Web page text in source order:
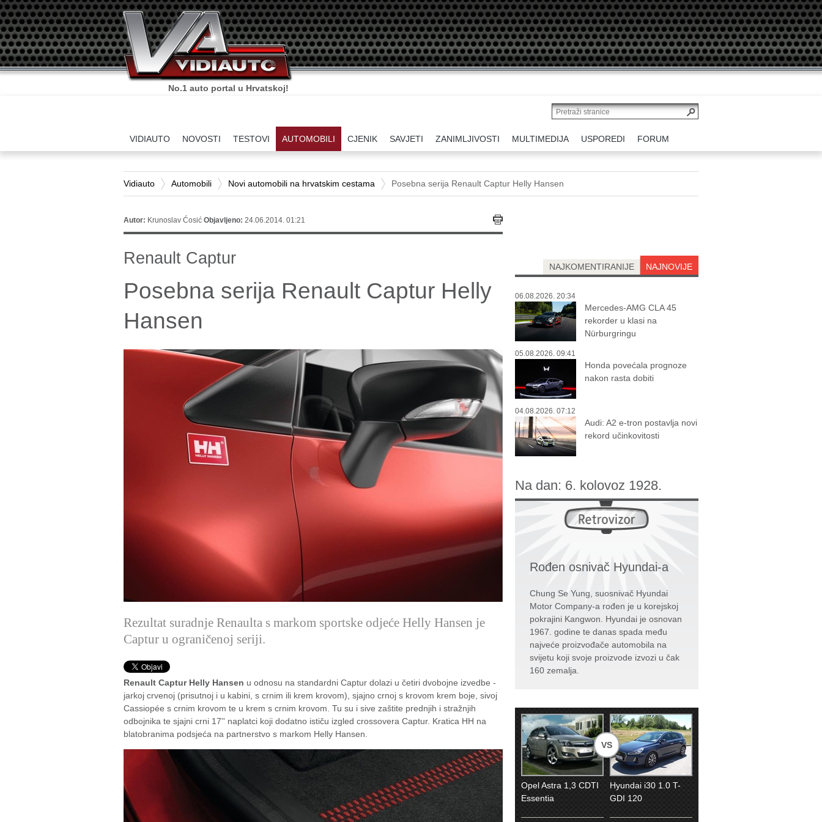
Sve što o autima trebate znati.
VIDIAUTO NOVOSTI TESTOVI AUTOMOBILI CJENIK SAVJETI ZANIMLJIVOSTI MULTIMEDIJA USPOREDI FORUM
Vidiauto Automobili Novi automobili na hrvatskim cestama Posebna serija Renault Captur Helly Hansen
Autor: Krunoslav Ćosić Objavljeno: 24.06.2014. 01:21
Renault Captur
Posebna serija Renault Captur Helly
Hansen
Rezultat suradnje Renaulta s markom sportske odjeće Helly Hansen je
Captur u ograničenoj seriji.
Renault Captur Helly Hansen u odnosu na standardni Captur dolazi u četiri dvobojne izvedbe -
jarkoj crvenoj (prisutnoj i u kabini, s crnim ili krem krovom), sjajno crnoj s krovom krem boje, sivoj
Cassiopée s crnim krovom te u krem s crnim krovom. Tu su i sive zaštite prednjih i stražnjih
odbojnika te sjajni crni 17'' naplatci koji dodatno ističu izgled crossovera Captur. Kratica HH na
blatobranima podsjeća na partnerstvo s markom Helly Hansen.
NAJNOVIJE
NAJKOMENTIRANIJE
06.08.2026. 20:34
Mercedes-AMG CLA 45
rekorder u klasi na
Nürburgringu
05.08.2026. 09:41
Honda povećala prognoze
nakon rasta dobiti
04.08.2026. 07:12
Audi: A2 e-tron postavlja novi
rekord učinkovitosti
Na dan: 6. kolovoz 1928.
Rođen osnivač Hyundai-a
Chung Se Yung, suosnivač Hyundai
Motor Company-a rođen je u korejskoj
pokrajini Kangwon. Hyundai je osnovan
1967. godine te danas spada među
najveće proizvođače automobila na
svijetu koji svoje proizvode izvozi u čak
160 zemalja.
VS
Opel Astra 1,3 CDTI
Essentia
Hyundai i30 1.0 T-
GDI 120